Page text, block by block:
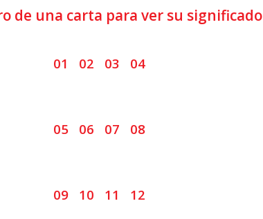
de una carta para ver su significado
01 02 03 04
05 06 07 08
09 10 11 12